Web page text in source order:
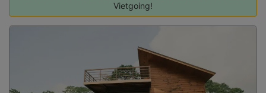
Vietgoing!